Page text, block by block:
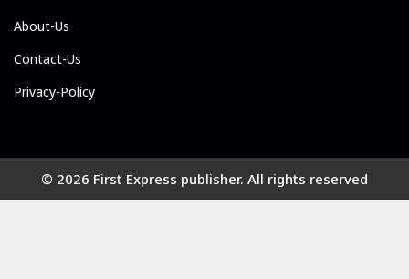
About-Us
Contact-Us
Privacy-Policy
© 2026 First Express publisher. All rights reserved